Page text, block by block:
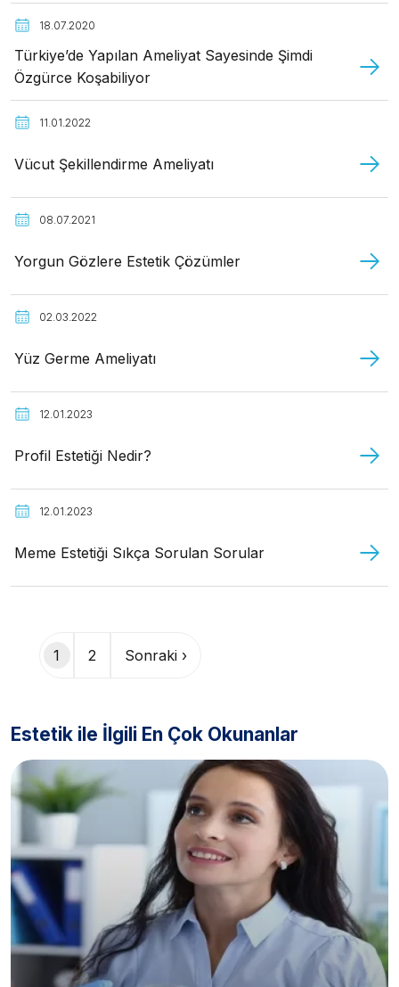
18.07.2020
Türkiye’de Yapılan Ameliyat Sayesinde Şimdi
Özgürce Koşabiliyor
11.01.2022
Vücut Şekillendirme Ameliyatı
08.07.2021
Yorgun Gözlere Estetik Çözümler
02.03.2022
Yüz Germe Ameliyatı
12.01.2023
Profil Estetiği Nedir?
12.01.2023
Meme Estetiği Sıkça Sorulan Sorular
1 2 Sonraki ›
Estetik ile İlgili En Çok Okunanlar